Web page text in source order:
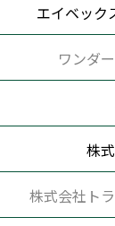
エイベック
ワンダ
株
株式会社ト